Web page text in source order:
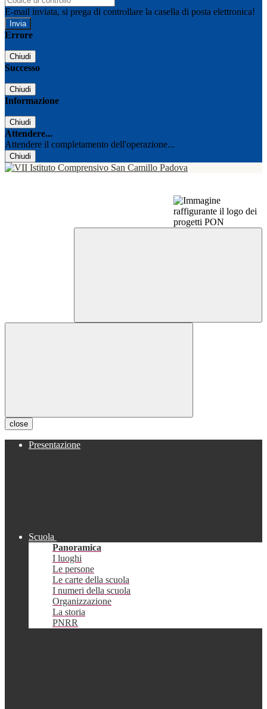
E-mail inviata, si prega di controllare la casella di posta elettronica!
Errore
Chiudi
Successo
Chiudi
Informazione
Chiudi
Attendere...
Attendere il completamento dell'operazione...
Chiudi
close
Presentazione
Scuola
Panoramica
I luoghi
Le persone
Le carte della scuola
I numeri della scuola
Organizzazione
La storia
PNRR